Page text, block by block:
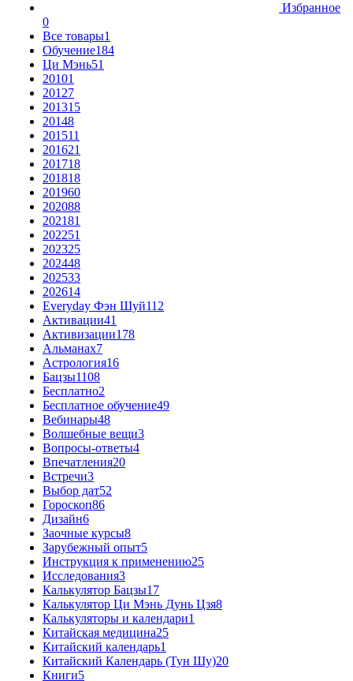
Избранное
0
Все товары1
Обучение184
Ци Мэнь51
20101
20127
201315
20148
201511
201621
201718
201818
201960
202088
202181
202251
202325
202448
202533
202614
Everyday Фэн Шуй112
Активации41
Активизации178
Альманах7
Астрология16
Бацзы1108
Бесплатно2
Бесплатное обучение49
Вебинары48
Волшебные вещи3
Вопросы-ответы4
Впечатления20
Встречи3
Выбор дат52
Гороскоп86
Дизайн6
Заочные курсы8
Зарубежный опыт5
Инструкция к применению25
Исследования3
Калькулятор Бацзы17
Калькулятор Ци Мэнь Дунь Цзя8
Калькуляторы и календари1
Китайская медицина25
Китайский календарь1
Китайский Календарь (Тун Шу)20
Книги5